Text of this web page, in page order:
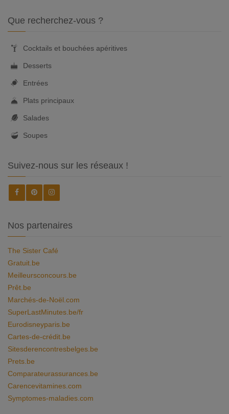
Que recherchez-vous ?
Cocktails et bouchées apéritives
Desserts
Entrées
Plats principaux
Salades
Soupes
Suivez-nous sur les réseaux !
Nos partenaires
The Sister Café
Gratuit.be
Meilleursconcours.be
Prêt.be
Marchés-de-Noël.com
SuperLastMinutes.be/fr
Eurodisneyparis.be
Cartes-de-crédit.be
Sitesderencontresbelges.be
Prets.be
Comparateurassurances.be
Carencevitamines.com
Symptomes-maladies.com